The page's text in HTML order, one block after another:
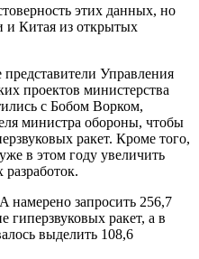
этих данных, но
и Китая из открытых
Управления
проектов министерства
с Бобом Ворком,
министра обороны, чтобы
ракет. Кроме того,
в этом году увеличить
намерено запросить 256,7
гиперзвуковых ракет, а в
выделить 108,6